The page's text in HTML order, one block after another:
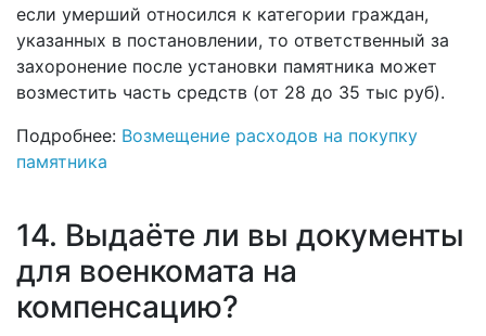
если умерший относился к категории граждан,
указанных в постановлении, то ответственный за
захоронение после установки памятника может
возместить часть средств (от 28 до 35 тыс руб).
Подробнее: Возмещение расходов на покупку
памятника
14. Выдаёте ли вы документы
для военкомата на
компенсацию?